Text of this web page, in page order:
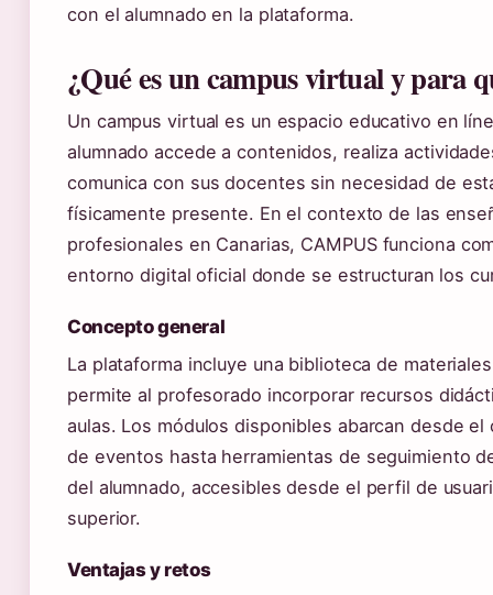
con el alumnado en la plataforma.
¿Qué es un campus virtual y para
Un campus virtual es un espacio educativo en
alumnado accede a contenidos, realiza
comunica con sus docentes sin necesidad de
físicamente presente. En el contexto de las
profesionales en Canarias, CAMPUS funciona
entorno digital oficial donde se estructuran los
Concepto general
La plataforma incluye una biblioteca de
permite al profesorado incorporar recursos
aulas. Los módulos disponibles abarcan desde el
de eventos hasta herramientas de seguimiento
del alumnado, accesibles desde el perfil de
superior.
Ventajas y retos